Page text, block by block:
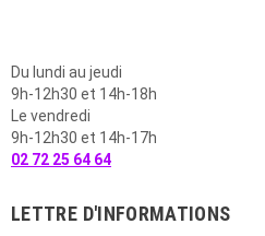
Du lundi au jeudi
9h-12h30 et 14h-18h
Le vendredi
9h-12h30 et 14h-17h
02 72 25 64 64
LETTRE D'INFORMATIONS